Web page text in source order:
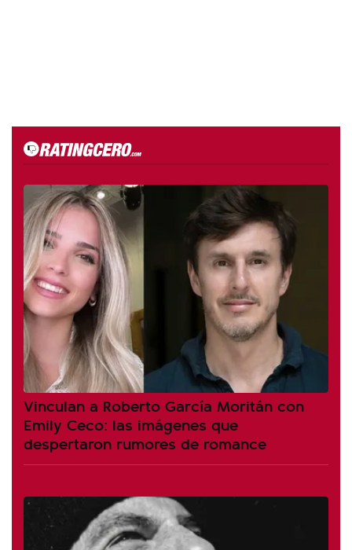
Vinculan a Roberto García Moritán con
Emily Ceco: las imágenes que
despertaron rumores de romance